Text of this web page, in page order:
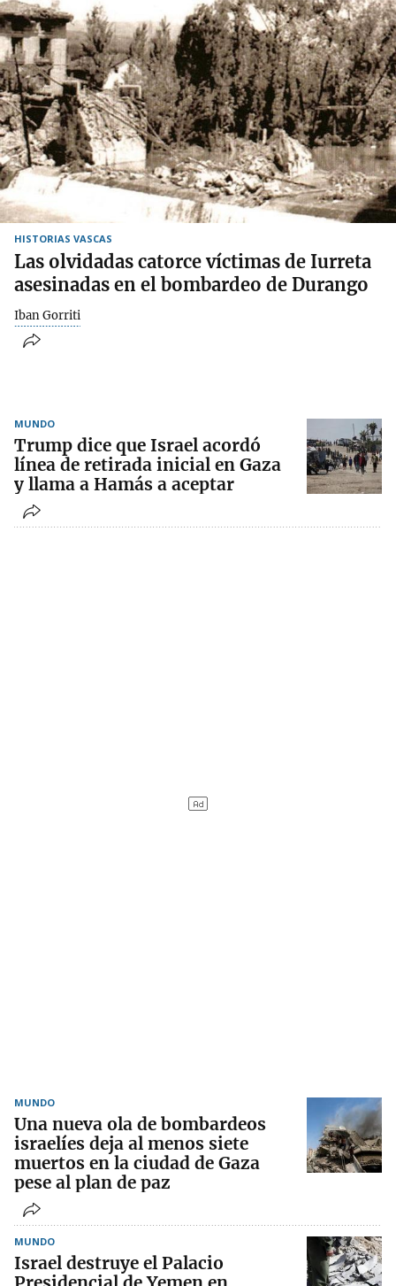
HISTORIAS VASCAS
Las olvidadas catorce víctimas de Iurreta
asesinadas en el bombardeo de Durango
Iban Gorriti
MUNDO
Trump dice que Israel acordó
línea de retirada inicial en Gaza
y llama a Hamás a aceptar
MUNDO
Una nueva ola de bombardeos
israelíes deja al menos siete
muertos en la ciudad de Gaza
pese al plan de paz
MUNDO
Israel destruye el Palacio